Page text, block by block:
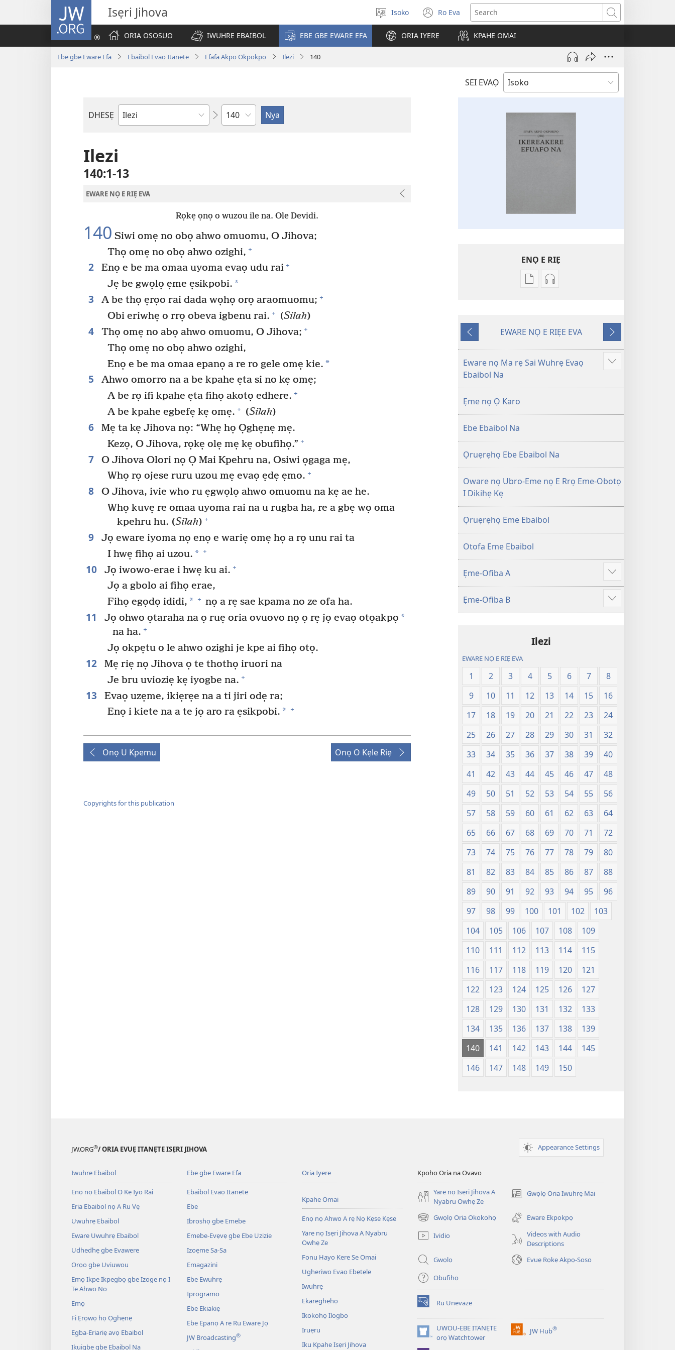
JW.ORG Isẹri Jihova
Salọ
ẹvẹrẹ
Isoko Ro Eva
(opens
new
window)
Search
ORIA ỌSOSUỌ
IWUHRẸ EBAIBOL EBE GBE EWARE EFA ORIA IYẸRẸ KPAHE OMAI
Ebe gbe Eware Efa Ebaibol Evaọ Itanẹte Efafa Akpọ Ọkpokpọ Ilezi 140
SEI EVAỌ
DHESẸ
Ebe
Uzou
Ilezi
140:1-13
EWARE NỌ E RIẸ EVA
Rọkẹ ọnọ o wuzou ile na. Ole Devidi.
140 Siwi omẹ no obọ ahwo omuomu, O Jihova;
Thọ omẹ no obọ ahwo ozighi, +
2 Enọ e be ma omaa uyoma evaọ udu rai +
Jẹ be gwọlọ ẹme ẹsikpobi. *
3 A be thọ ẹrọo rai dada wọhọ orọ araomuomu; +
Obi eriwhẹ o rrọ obeva igbenu rai. + (Silah)
4 Thọ omẹ no abọ ahwo omuomu, O Jihova; +
Thọ omẹ no obọ ahwo ozighi,
Enọ e be ma omaa epanọ a re ro gele omẹ kie. *
5
Ahwo omorro na a be kpahe ẹta si no kẹ omẹ;
A be rọ ifi kpahe ẹta fihọ akotọ edhere. +
A be kpahe egbefẹ kẹ omẹ. + (Silah)
6
Mẹ ta kẹ Jihova nọ: “Whẹ họ Ọghẹnẹ mẹ.
Kezọ, O Jihova, rọkẹ olẹ mẹ kẹ obufihọ.” +
7
O Jihova Olori nọ Ọ Mai Kpehru na, Osiwi ọgaga mẹ,
Whọ rọ ojese ruru uzou mẹ evaọ ẹdẹ ẹmo. +
8
O Jihova, ivie who ru ẹgwọlọ ahwo omuomu na kẹ ae he.
Whọ kuvẹ re omaa uyoma rai na u rugba ha, re a gbẹ wọ oma
kpehru hu. (Silah) +
9
Jọ eware iyoma nọ enọ e wariẹ omẹ họ a rọ unu rai ta
I hwẹ fihọ ai uzou. * +
10 Jọ iwowo-erae i hwẹ ku ai. +
Jọ a gbolo ai fihọ erae,
Fihọ egọdọ ididi, * + nọ a rẹ sae kpama no ze ofa ha.
11 Jọ ohwo ọtaraha na ọ ruẹ oria ovuovo nọ ọ rẹ jọ evaọ otọakpọ *
na ha. +
Jọ okpẹtu o le ahwo ozighi je kpe ai fihọ otọ.
12
Mẹ riẹ nọ Jihova ọ te thothọ iruori na
Je bru uvioziẹ kẹ iyogbe na. +
13
Evaọ uzẹme, ikiẹrẹe na a ti jiri odẹ ra;
Enọ i kiete na a te jọ aro ra ẹsikpobi. * +
Onọ U Kpemu Onọ O Kẹle Riẹ
Copyrights for this publication
ENỌ E RIẸ
Oghẹrẹ
nọ
rẹ
sae
Ọkpokpọ
Ikereakere
Efuafo
Na
(Onọ
evaọ
Oghẹrẹ
danlodu
Akpọ
Ọkpokpọ
Na
a
wariẹ
fa
evaọ
2013)
Onọ
U
Kpemu
EWARE NỌ E RIẸE EVA
Onọ
O
Kẹle
Eware nọ Ma rẹ Sai Wuhrẹ Evaọ
Ebaibol Na
Show
Ẹme nọ Ọ Karo
Ebe Ebaibol Na
Ọruẹrẹhọ Ebe Ebaibol Na
Oware nọ Ubro-Eme nọ E Rrọ Eme-Obotọ
I Dikihẹ Kẹ
Ọruẹrẹhọ Eme Ebaibol
Otofa Eme Ebaibol
Ẹme-Ofiba A
Show
more
Ẹme-Ofiba B
Show
more
Ilezi
EWARE NỌ E RIẸ EVA
1 2 3 4 5 6 7
8
9
10 11 12 13 14 15
16
17
18 19 20 21 22 23
24
25
26 27 28 29 30 31
32
33
34 35 36 37 38 39
40
41
42 43 44 45 46 47
48
49
50 51 52 53 54 55
56
57
58 59 60 61 62 63
64
65
66 67 68 69 70 71
72
73
74 75 76 77 78 79
80
81
82 83 84 85 86 87
88
89
90 91 92 93 94 95
96
97
98 99 100 101 102
103
104
105 106 107 108
109
110
111 112 113 114
115
116
117 118 119 120
121
122
123 124 125 126
127
128
129 130 131 132
133
134
135 136 137 138
139
140
141 142 143 144
145
146
147 148 149 150
JW.ORG®/ ORIA EVUẸ ITANẸTE ISẸRI JIHOVA Appearance Settings
Iwuhrẹ Ebaibol
Enọ nọ Ebaibol Ọ Kẹ Iyo Rai
Eria Ebaibol nọ A Ru Vẹ
Uwuhrẹ Ebaibol
Eware Uwuhrẹ Ebaibol
Udhedhẹ gbe Evawere
Orọo gbe Uviuwou
Emọ Ikpe Ikpegbọ gbe Izoge nọ I
Te Ahwo No
Emọ
Fi Ẹrọwọ họ Ọghẹnẹ
Egba-Eriariẹ avọ Ebaibol
Ikuigbe gbe Ebaibol Na
Ebe gbe Eware Efa
Ebaibol Evaọ Itanẹte
Ebe
Ibroshọ gbe Emebe
Emebe-Evẹvẹ gbe Ebe Uzizie
Izoẹme Sa-Sa
Emagazini
Ebe Ewuhrẹ
Iprogramo
Ebe Ekiakiẹ
Ebe Epanọ A re Ru Eware Jọ
JW Broadcasting®
Oria Iyẹrẹ
Kpahe Omai
Enọ nọ Ahwo A rẹ Nọ Kẹse Kẹse
Yare nọ Isẹri Jihova A Nyabru
Owhẹ Ze
Fonu Hayo Kere Se Omai
Ugheriwo Evaọ Ebẹtẹle
Iwuhrẹ
Ekareghẹhọ
Ikokohọ Ilogbo
Iruẹru
Iku Kpahe Isẹri Jihova
Kpohọ Oria na Ovavo
Yare nọ Isẹri Jihova A
Nyabru Owhẹ Ze
Gwọlọ Oria Iwuhrẹ Mai
(opens
window)
Gwọlọ Oria Okokohọ
(opens
new
window)
Eware Ekpokpọ
Ividio
Videos with Audio
Descriptions
Gwọlọ
Evuẹ Rọkẹ Akpọ-Soso
Obufihọ
Ru Unevaze
(opens
new
window)UWOU-EBE ITANẸTE
orọ Watchtower
(opens
new
JW Hub®
(opens